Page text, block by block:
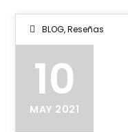
BLOG,Reseñas
10
MAY 2021